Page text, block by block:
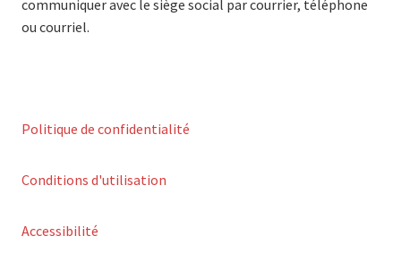
communiquer avec le siège social par courrier, téléphone
ou courriel.
Politique de confidentialité
Conditions d'utilisation
Accessibilité